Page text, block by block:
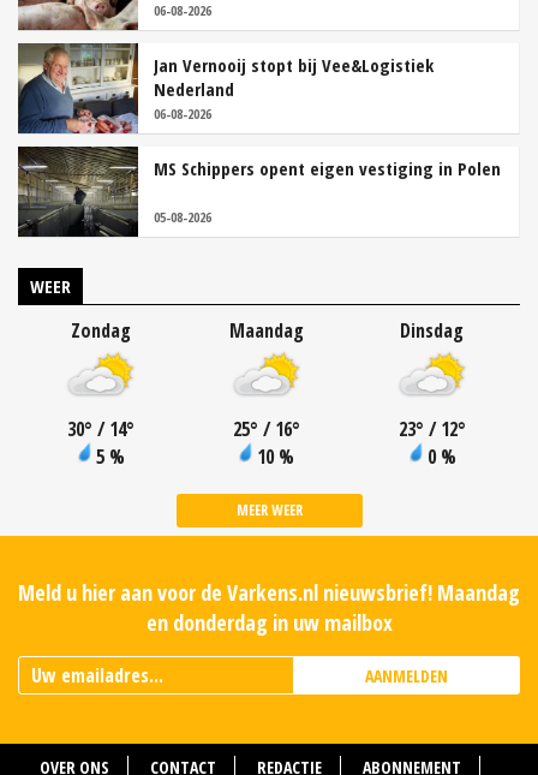
06-08-2026
Jan Vernooij stopt bij Vee&Logistiek
Nederland
06-08-2026
MS Schippers opent eigen vestiging in Polen
05-08-2026
WEER
Zondag
30° / 14°
5 %
Maandag
25° / 16°
10 %
Dinsdag
23° / 12°
0 %
MEER WEER
Meld u hier aan voor de Varkens.nl nieuwsbrief! Maandag
en donderdag in uw mailbox
AANMELDEN
OVER ONS CONTACT REDACTIE ABONNEMENT